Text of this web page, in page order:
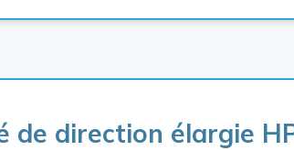
de direction élargie